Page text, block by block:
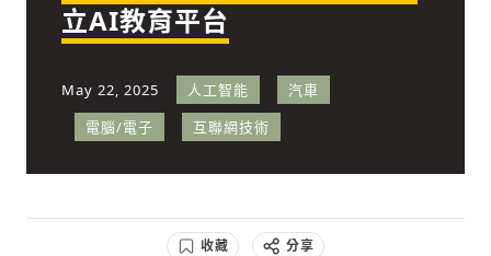
快速連結
經濟
科技
立AI教育平台
May 22, 2025 人工智能
汽車
電腦/電子
互聯網技術
收藏 分享